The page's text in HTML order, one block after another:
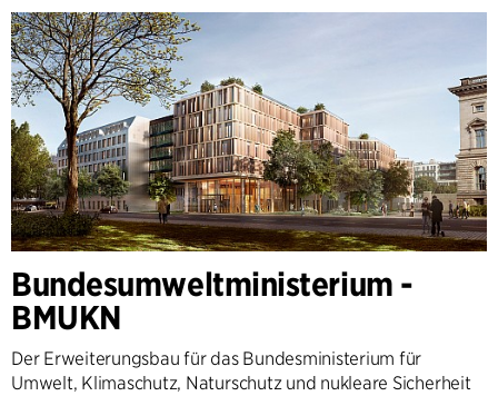
Landschaft
Klimaanpassung
Städtebau
Product Design
Bauherrenbetreuung
Workplace Design
Dienstleistungen
Landscape & Urbanism
Healthcare
Product Design
Client Consultancy
Bundesumweltministerium -
BMUKN
Der Erweiterungsbau für das Bundesministerium für
Umwelt, Klimaschutz, Naturschutz und nukleare Sicherheit